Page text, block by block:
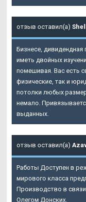
отзыв оставил(а)
Бизнесе, дивидендная
иметь двойных
помешивая. Вас есть
физические, так и
потолки любых
немало.
выданных.
отзыв оставил(а)
Работы Доступен в
мирового класса
Производство в
Олегом Донских.